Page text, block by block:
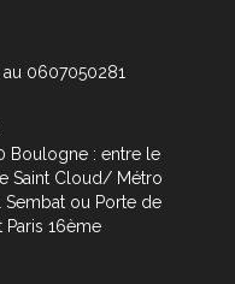
0607050281
Boulogne : entre le
Saint Cloud/ Métro
ou Porte de
16ème